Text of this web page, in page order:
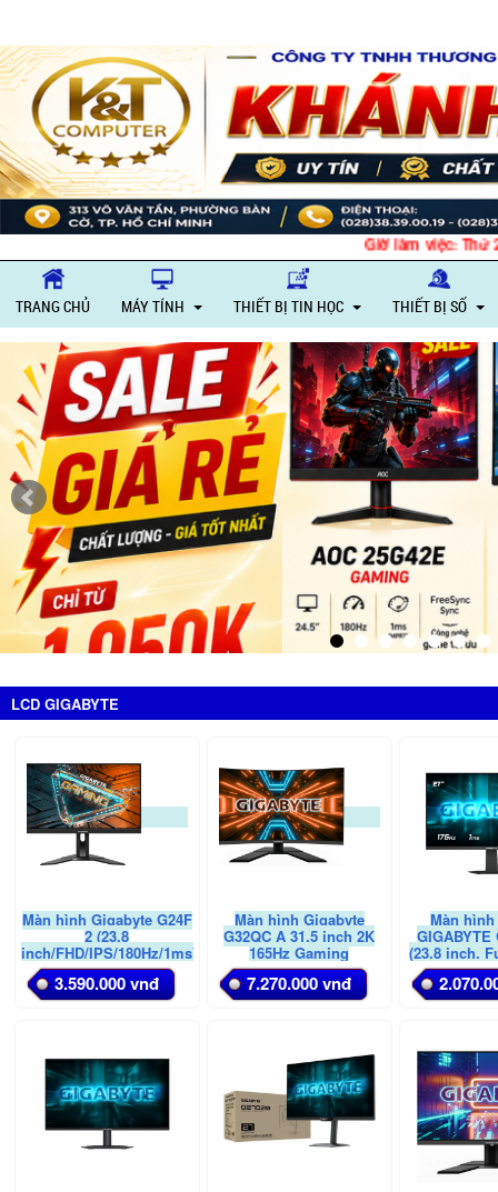
Giờ làm việc: Thứ 2 –
TRANG CHỦ MÁY TÍNH THIẾT BỊ TIN HỌC THIẾT BỊ SỐ
LCD GIGABYTE
Màn hình Gigabyte G24F
2 (23.8
inch/FHD/IPS/180Hz/1ms)
3.590.000 vnđ
Màn hình Gigabyte
G32QC A 31.5 inch 2K
165Hz Gaming
7.270.000 vnđ
Màn
GIGABYTE
(23.8 inch,